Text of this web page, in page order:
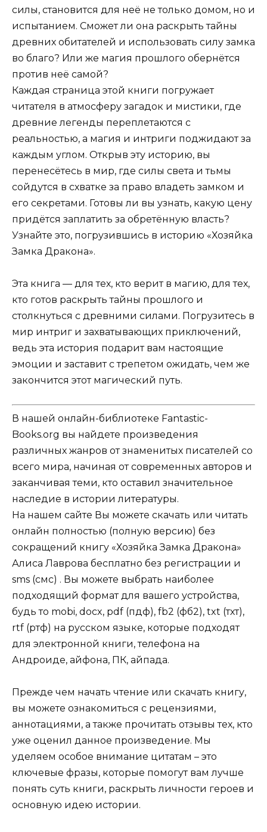
силы, становится для неё не только домом, но и
испытанием. Сможет ли она раскрыть тайны
древних обитателей и использовать силу замка
во благо? Или же магия прошлого обернётся
против неё самой?
Каждая страница этой книги погружает
читателя в атмосферу загадок и мистики, где
древние легенды переплетаются с
реальностью, а магия и интриги поджидают за
каждым углом. Открыв эту историю, вы
перенесётесь в мир, где силы света и тьмы
сойдутся в схватке за право владеть замком и
его секретами. Готовы ли вы узнать, какую цену
придётся заплатить за обретённую власть?
Узнайте это, погрузившись в историю «Хозяйка
Замка Дракона».
Эта книга — для тех, кто верит в магию, для тех,
кто готов раскрыть тайны прошлого и
столкнуться с древними силами. Погрузитесь в
мир интриг и захватывающих приключений,
ведь эта история подарит вам настоящие
эмоции и заставит с трепетом ожидать, чем же
закончится этот магический путь.
В нашей онлайн-библиотеке Fantastic-
Books.org вы найдете произведения
различных жанров от знаменитых писателей со
всего мира, начиная от современных авторов и
заканчивая теми, кто оставил значительное
наследие в истории литературы.
На нашем сайте Вы можете скачать или читать
онлайн полностью (полную версию) без
сокращений книгу «Хозяйка Замка Дракона»
Алиса Лаврова бесплатно без регистрации и
sms (смс) . Вы можете выбрать наиболее
подходящий формат для вашего устройства,
будь то mobi, docx, pdf (пдф), fb2 (фб2), txt (тхт),
rtf (ртф) на русском языке, которые подходят
для электронной книги, телефона на
Андроиде, айфона, ПК, айпада.
Прежде чем начать чтение или скачать книгу,
вы можете ознакомиться с рецензиями,
аннотациями, а также прочитать отзывы тех, кто
уже оценил данное произведение. Мы
уделяем особое внимание цитатам – это
ключевые фразы, которые помогут вам лучше
понять суть книги, раскрыть личности героев и
основную идею истории.